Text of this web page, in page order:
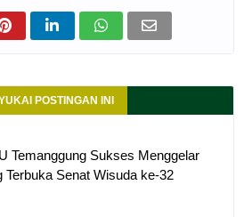
POSTINGAN INI
Temanggung Sukses Menggelar
Terbuka Senat Wisuda ke-32